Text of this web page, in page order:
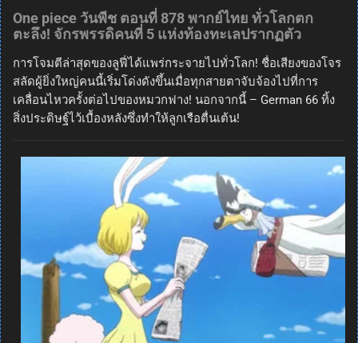
One piece วันพีช ตอนที่ 878 พากย์ไทย ทั่วโลกตก
ตะลึง! จักรพรรดิคนที่ 5 แห่งท้องทะเลปรากฏตัว
การโจมตีล่าสุดของลูฟี่ได้แพร่กระจายไปทั่วโลก! ชื่อเสียงของโจร
สลัดผู้ยิ่งใหญ่คนนี้เริ่มโด่งดังขึ้นเมื่อทุกสายตาจับจ้องไปที่การ
เคลื่อนไหวครั้งต่อไปของหมวกฟาง! นอกจากนี้ – German 66 ทิ้ง
สิ่งประดิษฐ์ไว้เบื้องหลังซึ่งทำให้ลูกเรือตื่นเต้น!